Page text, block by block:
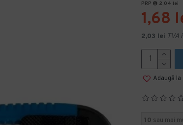
PRP 2,04 lei
1,68
2,03 lei TVA
Adaugă
10 sau mai